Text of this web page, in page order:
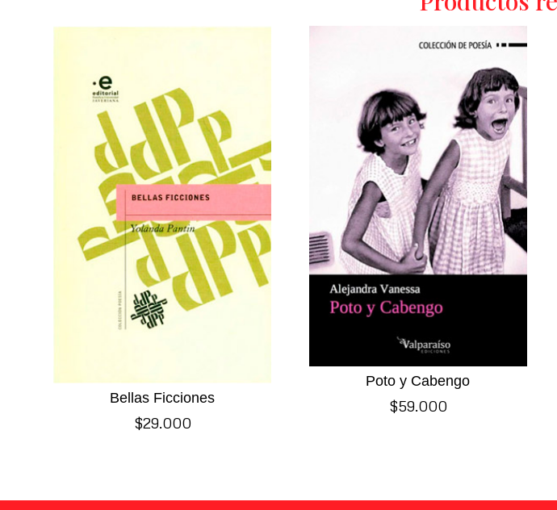
Bellas Ficciones
$29.000
Poto y Cabengo
$59.000